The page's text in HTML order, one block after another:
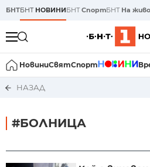
БНТБНТ НОВИНИБНТСпортБНТ На живо
НовиниСвятСпорт
НАЗАД
#БОЛНИЦА